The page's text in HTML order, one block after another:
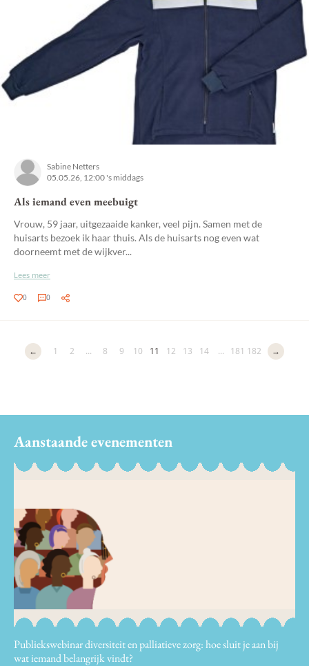
Sabine Netters
05.05.26, 12:00 's middags
Als iemand even meebuigt
Vrouw, 59 jaar, uitgezaaide kanker, veel pijn. Samen met de
huisarts bezoek ik haar thuis. Als de huisarts nog even wat
doorneemt met de wijkver...
Lees meer
0 0
← 1 2 ... 8 9 10 11 12 13 14 ... 181 182 →
Aanstaande evenementen
Publiekswebinar diversiteit en palliatieve zorg: hoe sluit je aan bij
wat iemand belangrijk vindt?